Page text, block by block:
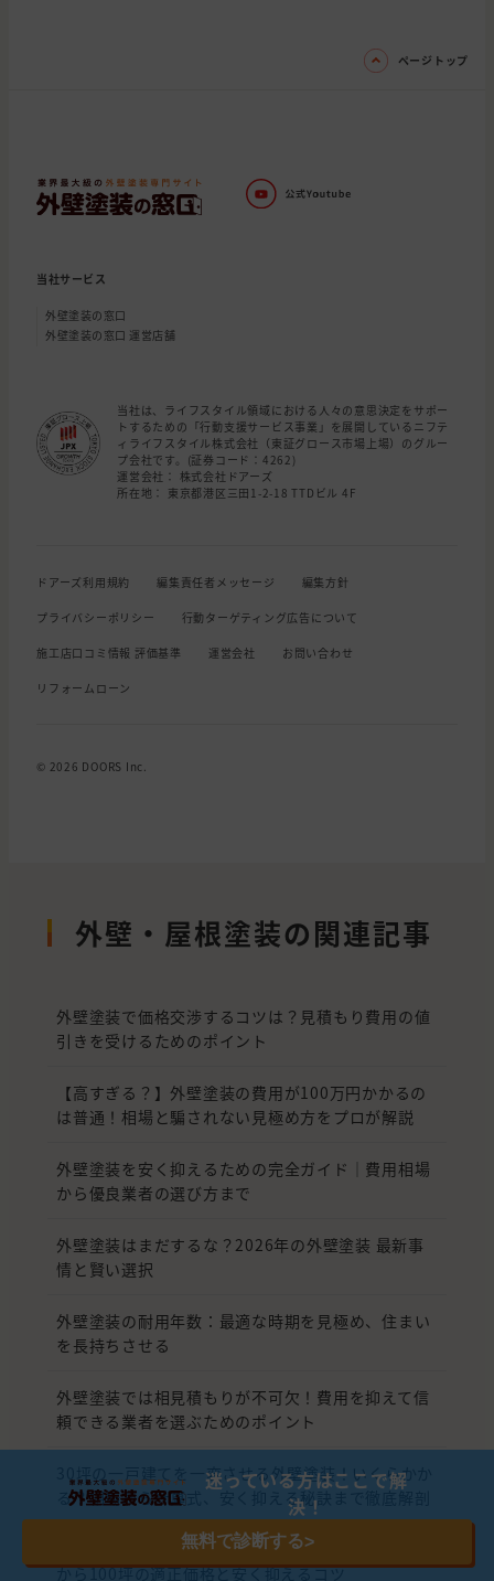
ページトップ
当社サービス
外壁塗装の窓口
外壁塗装の窓口 運営店舗
当社は、ライフスタイル領域における人々の意思決定をサポー
トするための「行動支援サービス事業」を展開しているニフテ
ィライフスタイル株式会社（東証グロース市場上場）のグルー
プ会社です。(証券コード：4262)
運営会社： 株式会社ドアーズ
所在地： 東京都港区三田1-2-18 TTDビル 4F
ドアーズ利用規約 編集責任者メッセージ 編集方針
プライバシーポリシー 行動ターゲティング広告について
施工店口コミ情報 評価基準 運営会社 お問い合わせ
リフォームローン
© 2026 DOORS Inc.
外壁・屋根塗装の関連記事
外壁塗装で価格交渉するコツは？見積もり費用の値
引きを受けるためのポイント
【高すぎる？】外壁塗装の費用が100万円かかるの
は普通！相場と騙されない見極め方をプロが解説
外壁塗装を安く抑えるための完全ガイド｜費用相場
から優良業者の選び方まで
外壁塗装はまだするな？2026年の外壁塗装 最新事
情と賢い選択
外壁塗装の耐用年数：最適な時期を見極め、住まい
を長持ちさせる
外壁塗装では相見積もりが不可欠！費用を抑えて信
頼できる業者を選ぶためのポイント
30坪の一戸建てを一変させる外壁塗装！いくらかか
る？相場から計算式、安く抑える秘訣まで徹底解剖
【2026年版】外壁塗装の費用相場はいくら？10坪
から100坪の適正価格と安く抑えるコツ
迷っている方はここで解
決！
無料で診断する>